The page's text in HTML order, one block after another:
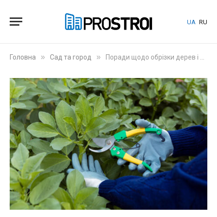
UA RU
Головна » Сад та город » Поради щодо обрізки дерев і чагарників